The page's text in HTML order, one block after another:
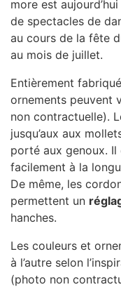
more est
de spectacles de
au cours de la fête
au mois de juillet.
Entièrement
ornements peuvent
non contractuelle).
jusqu’aux aux
porté aux genoux. Il
facilement à la
De même, les
permettent un
hanches.
Les couleurs et
à l’autre selon
(photo non